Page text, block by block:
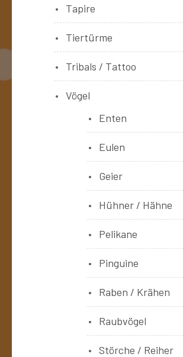
Tapire
Tiertürme
Tribals / Tattoo
Vögel
Enten
Eulen
Geier
Hühner / Hähne
Pelikane
Pinguine
Raben / Krähen
Raubvögel
Störche / Reiher